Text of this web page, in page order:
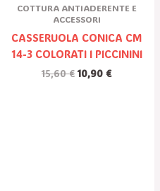
COTTURA ANTIADERENTE E
ACCESSORI
CASSERUOLA CONICA CM
14-3 COLORATI I PICCININI
15,60€ 10,90 €